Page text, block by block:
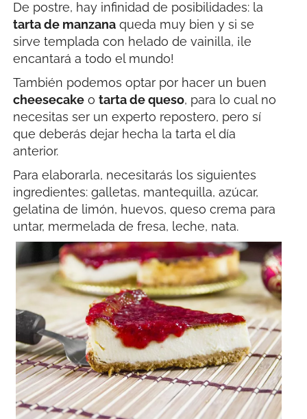
De postre, hay infinidad de posibilidades: la
tarta de manzana queda muy bien y si se
sirve templada con helado de vainilla, ¡le
encantará a todo el mundo!
También podemos optar por hacer un buen
cheesecake otarta de queso, para lo cual no
necesitas ser un experto repostero, pero sí
que deberás dejar hecha la tarta el día
anterior.
Para elaborarla, necesitarás los siguientes
ingredientes: galletas, mantequilla, azúcar,
gelatina de limón, huevos, queso crema para
untar, mermelada de fresa, leche, nata.